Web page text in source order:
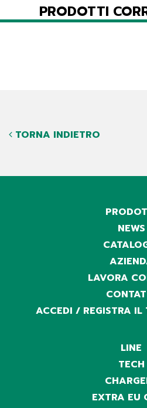
PRODOTTI
TORNA INDIETRO
NEWS
LAVORA
ACCEDI / REGISTRA
LINE
TECH
EXTRA EU